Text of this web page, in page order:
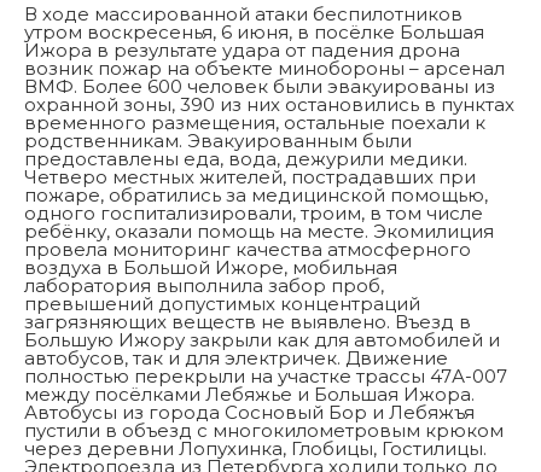
В ходе массированной атаки беспилотников
утром воскресенья, 6 июня, в посёлке Большая
Ижора в результате удара от падения дрона
возник пожар на объекте минобороны – арсенал
ВМФ. Более 600 человек были эвакуированы из
охранной зоны, 390 из них остановились в пунктах
временного размещения, остальные поехали к
родственникам. Эвакуированным были
предоставлены еда, вода, дежурили медики.
Четверо местных жителей, пострадавших при
пожаре, обратились за медицинской помощью,
одного госпитализировали, троим, в том числе
ребёнку, оказали помощь на месте. Экомилиция
провела мониторинг качества атмосферного
воздуха в Большой Ижоре, мобильная
лаборатория выполнила забор проб,
превышений допустимых концентраций
загрязняющих веществ не выявлено. Въезд в
Большую Ижору закрыли как для автомобилей и
автобусов, так и для электричек. Движение
полностью перекрыли на участке трассы 47А-007
между посёлками Лебяжье и Большая Ижора.
Автобусы из города Сосновый Бор и Лебяжъя
пустили в объезд с многокилометровым крюком
через деревни Лопухинка, Глобицы, Гостилицы.
Электропоезда из Петербурга ходили только до